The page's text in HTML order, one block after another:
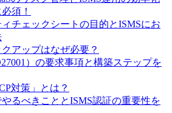
須！
チェックシートの目的とISMSにお
クアップはなぜ必要？
）の要求事項と構築ステップを
対策」とは？
るべきこととISMS認証の重要性を